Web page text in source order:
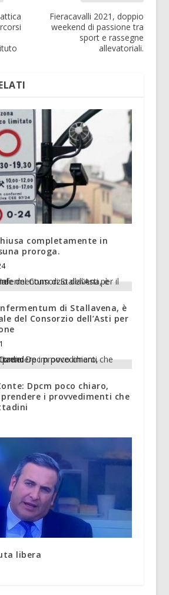
Fieracavalli 2021, doppio
weekend di passione tra
sport e rassegne
allevatoriali.
completamente in
proroga.
di Stallavena, è
del Consorzio dell’Asti per
Dpcm poco chiaro,
i provvedimenti che
libera